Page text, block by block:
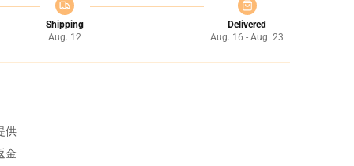
Shipping
Aug. 12
Delivered
Aug. 16 - Aug. 23
供
金